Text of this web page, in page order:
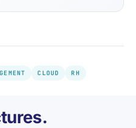
CLOUD
RH